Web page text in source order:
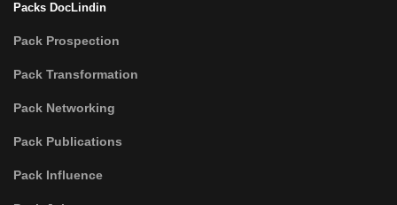
Packs DocLindin
Pack Prospection
Pack Transformation
Pack Networking
Pack Publications
Pack Influence